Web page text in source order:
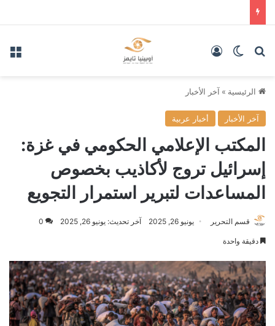
بحث عنالوضع المظلم
الرئيسية » آخر الأخبار
آخر الأخبار أخبار عربية
المكتب الإعلامي الحكومي في غزة:
إسرائيل تروج لأكاذيب بخصوص
المساعدات لتبرير استمرار التجويع
قسم التحرير يونيو 26, 2025 آخر تحديث: يونيو 26, 2025 0
دقيقة واحدة